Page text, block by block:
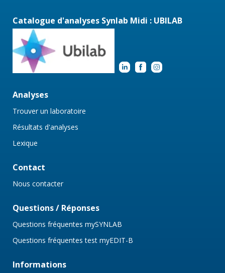
Catalogue d'analyses Synlab Midi : UBILAB
Analyses
Trouver un laboratoire
Résultats d'analyses
Lexique
Contact
Nous contacter
Questions / Réponses
Questions fréquentes mySYNLAB
Questions fréquentes test myEDIT-B
Informations